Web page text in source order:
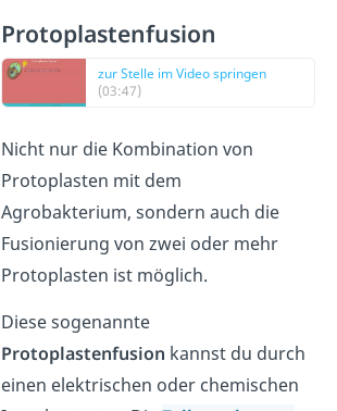
Protoplastenfusion
zur Stelle im Video springen
(03:47)
Nicht nur die Kombination von
Protoplasten mit dem
Agrobakterium, sondern auch die
Fusionierung von zwei oder mehr
Protoplasten ist möglich.
Diese sogenannte
Protoplastenfusion kannst du durch
einen elektrischen oder chemischen